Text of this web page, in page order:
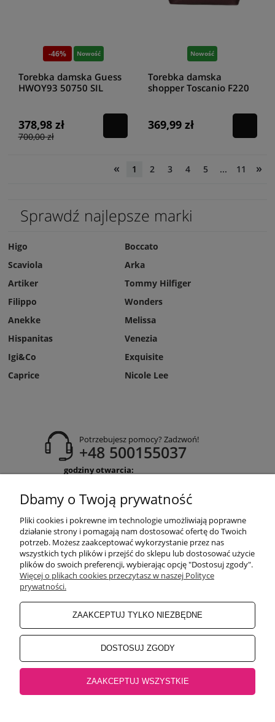
-46% Nowość
Torebka damska Guess
HWOY93 50750 SIL
378,98 zł
700,00 zł
Nowość
Torebka damska
shopper Toscanio F220
369,99 zł
« 1 2 3 4 5 ... 11 »
Sprawdź najlepsze marki
Higo
Scaviola
Artiker
Filippo
Boccato
Arka
Tommy Hilfiger
Wonders
Anekke
Hispanitas
Igi&Co
Caprice
Melissa
Venezia
Exquisite
Nicole Lee
Potrzebujesz pomocy? Zadzwoń!
+48 500155037
godziny otwarcia:
obuwiehigo@gmail.com
WARUNKI ZAKUPÓW
MOJE KONTO
BEZPIECZNE PŁATNOŚCI
32-500 Chrzanów, Rynek 18 |Salon Jaworzno
Jaworzno, Rynek 4 |Salon Oświęcim32-600 Oświęcim, ul. Mickiewicza 10
Dbamy o Twoją prywatność
Pliki cookies i pokrewne im technologie umożliwiają poprawne
działanie strony i pomagają nam dostosować ofertę do Twoich
potrzeb. Możesz zaakceptować wykorzystanie przez nas
wszystkich tych plików i przejść do sklepu lub dostosować użycie
plików do swoich preferencji, wybierając opcję "Dostosuj zgody".
Więcej o plikach cookies przeczytasz w naszej Polityce
prywatności.
ZAAKCEPTUJ TYLKO NIEZBĘDNE
DOSTOSUJ ZGODY
ZAAKCEPTUJ WSZYSTKIE